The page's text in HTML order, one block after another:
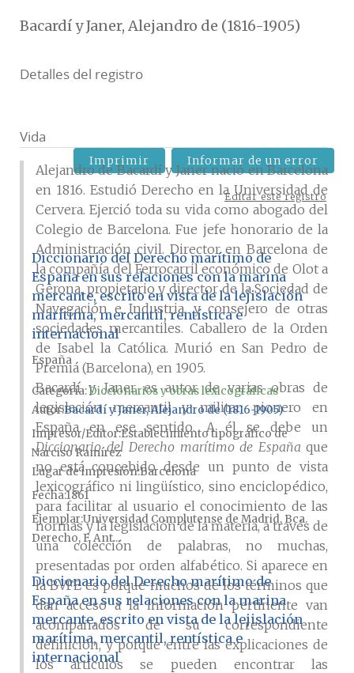
Bacardí y Janer, Alejandro de (1816-1905)
Detalles del registro
Vida
Alejandro de Bacardí y Janer nació en Barcelona
en 1816. Estudió Derecho en la Universidad de
Cervera. Ejerció toda su vida como abogado del
Colegio de Barcelona. Fue jefe honorario de la
Administración civil. Director en Barcelona de
la compañía del Ferrocarril económico de Olot a
Gerona, propietario y director de la Sociedad de
Navegación e Industria, y consejero de otras
sociedades mercantiles. Caballero de la Orden
de Isabel la Católica. Murió en San Pedro de
Premiá (Barcelona), en 1905.
Bacardí y Janer es autor de varias obras de
legislación mercantil y militar, pionero en
España en ese sentido. A él se debe un
Diccionario del Derecho marítimo de España que
no está concebido desde un punto de vista
lexicográfico ni lingüístico, sino enciclopédico,
para facilitar al usuario el conocimiento de las
normas y la legislación de la materia, a través de
una colección de palabras, no muchas,
presentadas por orden alfabético. Si aparece en
la BVFE es porque muchos de los términos que
dan acceso a la información pertinente van
acompañados de su correspondiente
definición, y porque entre las explicaciones de
los artículos se pueden encontrar las
Imprimir Informar de un error
Editar este registro
Diccionario del Derecho marítimo de
España en sus relaciones con la marina
mercante, escrito en vista de la lejislación
marítima, mercantil, rentística e
internacional
España
Categoría:Diccionarios y obras lexicográficas
AutorBacardí y Janer, Alejandro de (1816-1905)
Impresor/EditorEstablecimiento tipográfico de
Narciso Ramírez
Lugar de impresiónBarcelona
Fecha1861
Ejemplar Universidad Complutense de Madrid, Bca.
Derecho, F. Ant...
Diccionario del Derecho marítimo de
España en sus relaciones con la marina
mercante, escrito en vista de la lejislación
marítima, mercantil, rentística e
internacional